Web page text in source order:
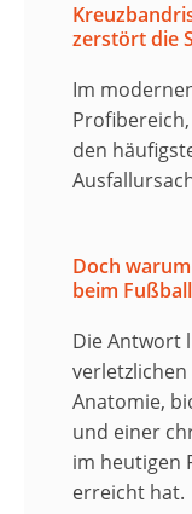
zerstört die
Im
den
​Doch
beim
Die Antwort
Anatomie,
und einer
im heutigen
erreicht hat.